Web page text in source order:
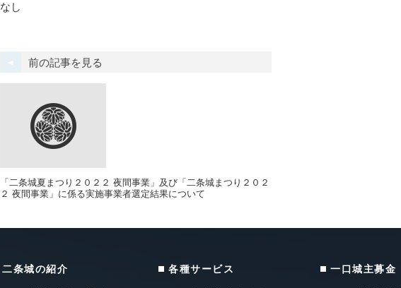
なし
前の記事を見る
「二条城夏まつり２０２２ 夜間事業」及び「二条城まつり２０２
２ 夜間事業」に係る実施事業者選定結果について
二条城の紹介 各種サービス 一口城主募金